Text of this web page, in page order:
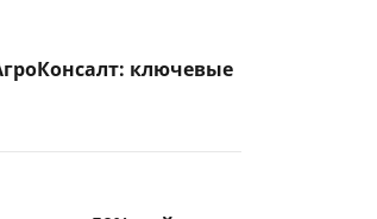
ключевые